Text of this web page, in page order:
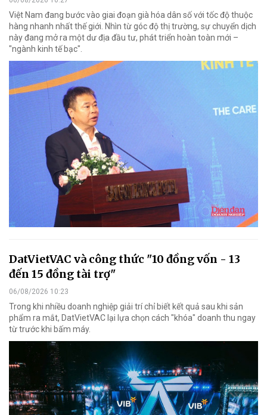
Việt Nam đang bước vào giai đoạn già hóa dân số với tốc độ thuộc
hàng nhanh nhất thế giới. Nhìn từ góc độ thị trường, sự chuyển dịch
này đang mở ra một dư địa đầu tư, phát triển hoàn toàn mới –
"ngành kinh tế bạc".
DatVietVAC và công thức "10 đồng vốn - 13
đến 15 đồng tài trợ"
06/08/2026 10:23
Trong khi nhiều doanh nghiệp giải trí chỉ biết kết quả sau khi sản
phẩm ra mắt, DatVietVAC lại lựa chọn cách "khóa" doanh thu ngay
từ trước khi bấm máy.